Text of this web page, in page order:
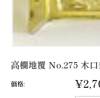
高欄地覆 No.275 木
価格: